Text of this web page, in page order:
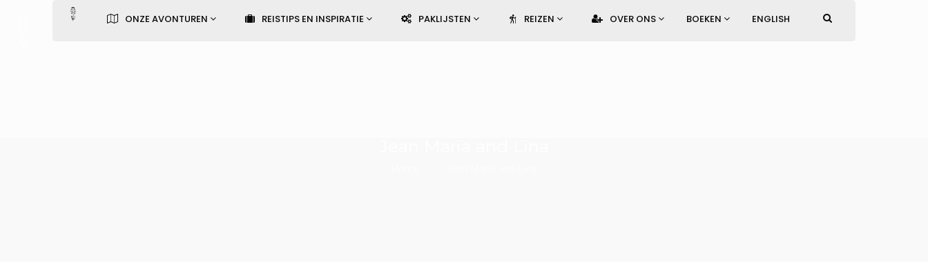
ONZE AVONTUREN REISTIPS EN INSPIRATIE PAKLIJSTEN REIZEN OVER ONS BOEKEN ENGLISH